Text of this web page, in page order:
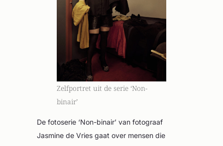
Zelfportret uit de serie ‘Non-
binair’
De fotoserie ‘Non-binair’ van fotograaf
Jasmine de Vries gaat over mensen die